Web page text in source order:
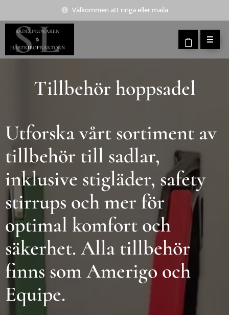
Välkommen att ringa eller maila
Tillbehör hoppsadel
Utforska vårt sortiment av
tillbehör till sadlar,
inklusive stigläder, safety
stirrups och mer för
optimal komfort och
säkerhet. Alla tillbehör
finns som Amerigo och
Equipe.